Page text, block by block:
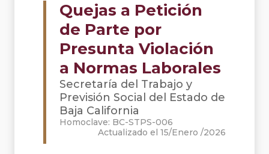
Quejas a Petición
de Parte por
Presunta Violación
a Normas Laborales
Secretaría del Trabajo y
Previsión Social del Estado de
Baja California
Homoclave: BC-STPS-006
Actualizado el 15/Enero /2026